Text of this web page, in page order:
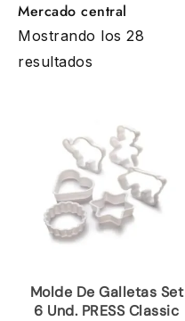
Mercado central
Mostrando los 28
resultados
Molde De Galletas Set
6 Und. PRESS Classic